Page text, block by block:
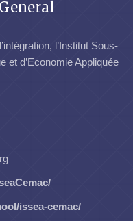
l’Institut Sous-
et d’Economie Appliquée
issea-cemac/